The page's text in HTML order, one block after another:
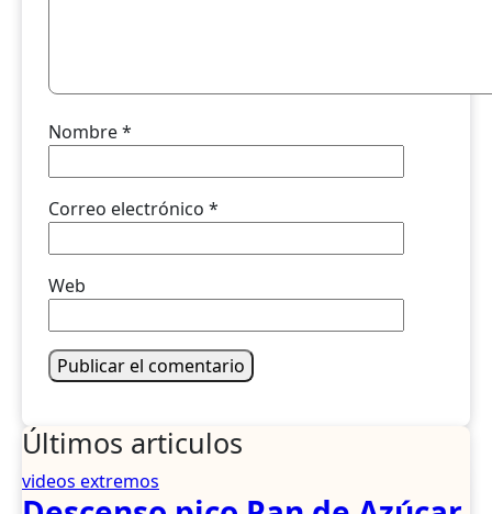
Nombre*
Correo electrónico *
Web
Últimos articulos
videos extremos